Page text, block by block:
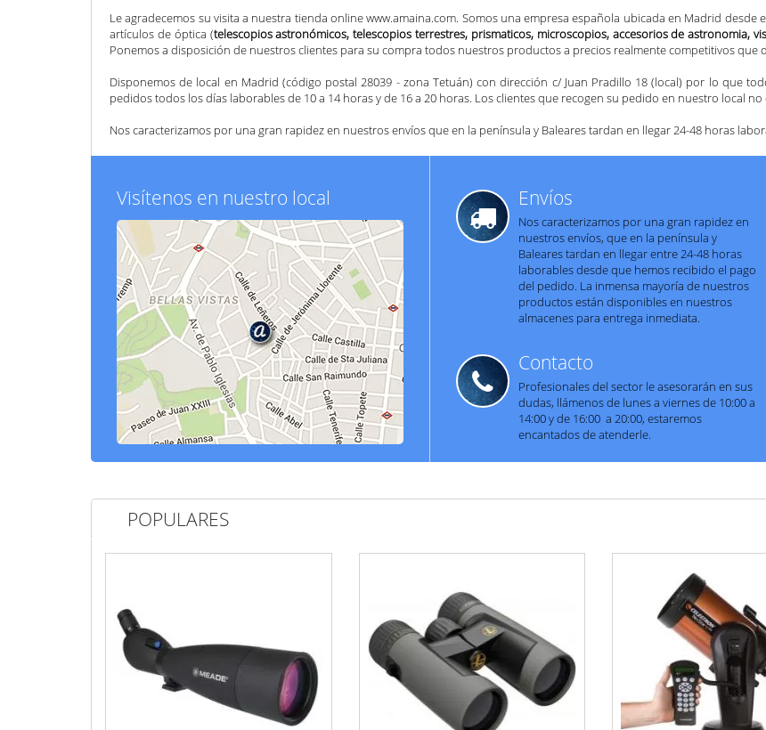
Le agradecemos su visita a nuestra tienda onlinewww.amaina.com. Somos una empresa española ubicada en Madrid
artículos de óptica (telescopios astronómicos, telescopios terrestres, prismaticos, microscopios, accesorios de astronomia,
Ponemos a disposición de nuestros clientes para su compra todos nuestros productos a precios realmente competitivos que
Disponemos de local en Madrid (código postal 28039 - zona Tetuán) con dirección c/ Juan Pradillo 18 (local) por lo que
pedidos todos los días laborables de 10 a 14 horas y de 16 a 20 horas. Los clientes que recogen su pedido en nuestro local
Nos caracterizamos por una gran rapidez en nuestros envíos que en la península y Baleares tardan en llegar 24-48 horas
Visítenos en nuestro local Envíos
Nos caracterizamos por una gran rapidez en
nuestros envíos, que en la península y
Baleares tardan en llegar entre 24-48 horas
laborables desde que hemos recibido el pago
del pedido. La inmensa mayoría de nuestros
productos están disponibles en nuestros
almacenes para entrega inmediata.
Contacto
Profesionales del sector le asesorarán en sus
dudas, llámenos de lunes a viernes de 10:00 a
14:00 y de 16:00 a 20:00, estaremos
encantados de atenderle.
POPULARES